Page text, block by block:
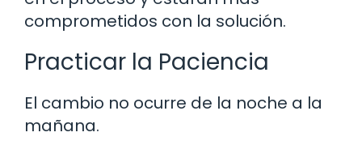
comprometidos con la solución.
Practicar la Paciencia
El cambio no ocurre de la noche a la
mañana.